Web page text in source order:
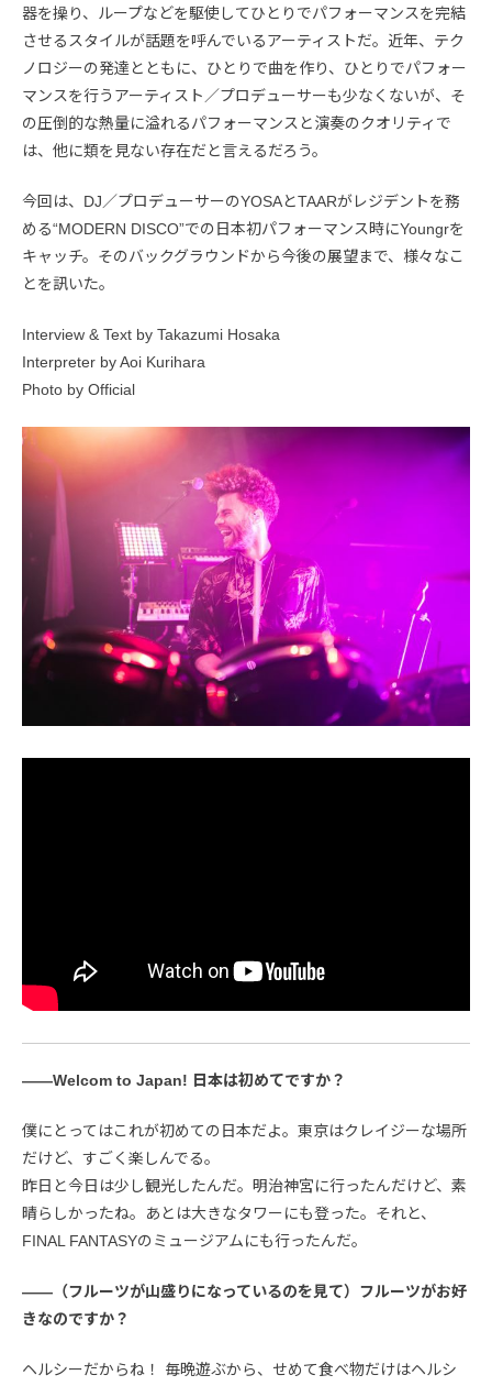
器を操り、ループなどを駆使してひとりでパフォーマンスを完結
させるスタイルが話題を呼んでいるアーティストだ。近年、テク
ノロジーの発達とともに、ひとりで曲を作り、ひとりでパフォー
マンスを行うアーティスト／プロデューサーも少なくないが、そ
の圧倒的な熱量に溢れるパフォーマンスと演奏のクオリティで
は、他に類を見ない存在だと言えるだろう。
今回は、DJ／プロデューサーのYOSAとTAARがレジデントを務
める“MODERN DISCO”での日本初パフォーマンス時にYoungrを
キャッチ。そのバックグラウンドから今後の展望まで、様々なこ
とを訊いた。
Interview & Text by Takazumi Hosaka
Interpreter by Aoi Kurihara
Photo by Official
――Welcom to Japan! 日本は初めてですか？
僕にとってはこれが初めての日本だよ。東京はクレイジーな場所
だけど、すごく楽しんでる。
昨日と今日は少し観光したんだ。明治神宮に行ったんだけど、素
晴らしかったね。あとは大きなタワーにも登った。それと、
FINAL FANTASYのミュージアムにも行ったんだ。
――（フルーツが山盛りになっているのを見て）フルーツがお好
きなのですか？
ヘルシーだからね！ 毎晩遊ぶから、せめて食べ物だけはヘルシ